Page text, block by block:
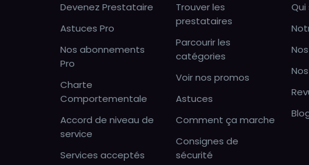
Devenez Prestataire
Astuces Pro
Nos abonnements
Pro
Charte
Comportementale
Accord de niveau de
service
Services acceptés
Trouver les
prestataires
Parcourir les
catégories
Voir nos promos
Astuces
Comment ça marche
Consignes de
sécurité